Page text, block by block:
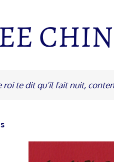
roi te dit qu’il fait nuit,